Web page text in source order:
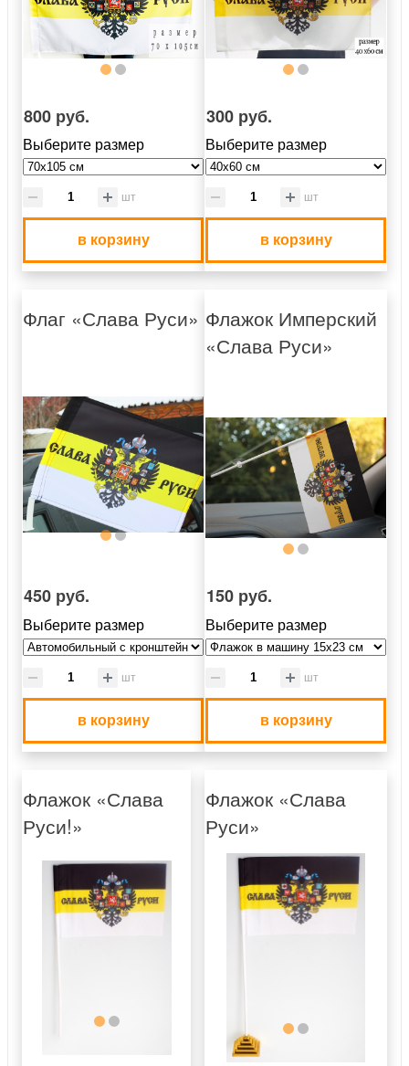
800 руб.
Выберите размер
шт
в корзину
300 руб.
Выберите размер
шт
в корзину
Флаг «Слава Руси»
450 руб.
Выберите размер
шт
в корзину
Флажок Имперский
«Слава Руси»
150 руб.
Выберите размер
шт
в корзину
Флажок «Слава
Руси!»
Флажок «Слава
Руси»